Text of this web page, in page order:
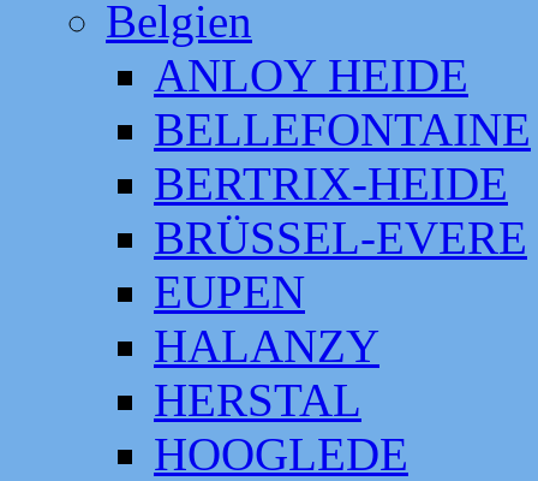
Belgien
ANLOY HEIDE
BELLEFONTAINE
BERTRIX-HEIDE
BRÜSSEL-EVERE
EUPEN
HALANZY
HERSTAL
HOOGLEDE